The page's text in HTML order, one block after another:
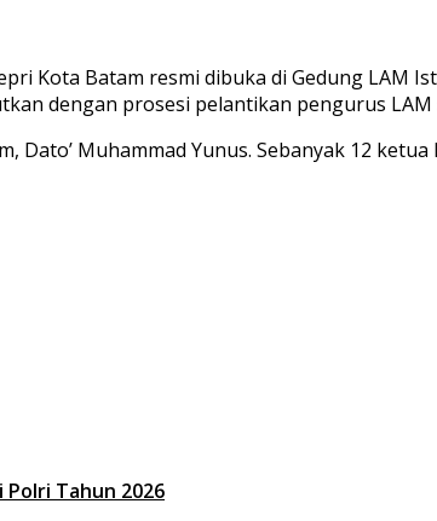
Kota Batam resmi dibuka di Gedung LAM
dengan prosesi pelantikan pengurus LAM
Muhammad Yunus. Sebanyak 12
Tahun 2026